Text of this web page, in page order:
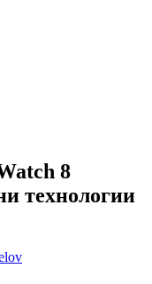
8
технологии